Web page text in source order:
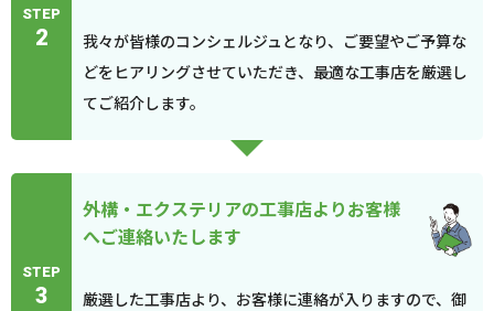
STEP
2
我々が皆様のコンシェルジュとなり、ご要望やご予算な
どをヒアリングさせていただき、最適な工事店を厳選し
てご紹介します。
STEP
3
外構・エクステリアの工事店よりお客様
へご連絡いたします
厳選した工事店より、お客様に連絡が入りますので、御